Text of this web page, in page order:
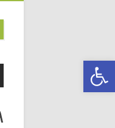
פתח סרגל נגישות